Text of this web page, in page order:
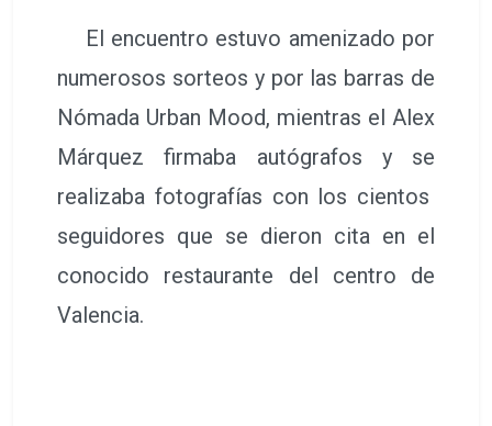
El encuentro estuvo amenizado por
numerosos sorteos y por las barras de
Nómada Urban Mood, mientras el Alex
Márquez firmaba autógrafos y se
realizaba fotografías con los cientos
seguidores que se dieron cita en el
conocido restaurante del centro de
Valencia.